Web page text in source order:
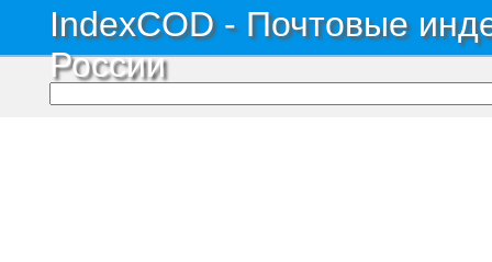
IndexCOD - Почтовые
России